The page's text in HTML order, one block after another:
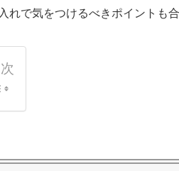
れで気をつけるべきポイントも